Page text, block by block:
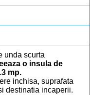
unda scurta
o insula de
mp.
inchisa, suprafata
destinatia incaperii.